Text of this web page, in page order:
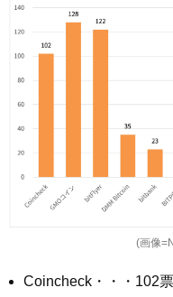
(画像
Coincheck・・・102票